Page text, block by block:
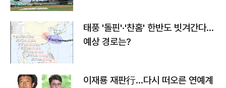
태풍 '돌핀'·'찬홈' 한반도 빗겨간다…
예상 경로는?
이재룡 재판行…다시 떠오른 연예계